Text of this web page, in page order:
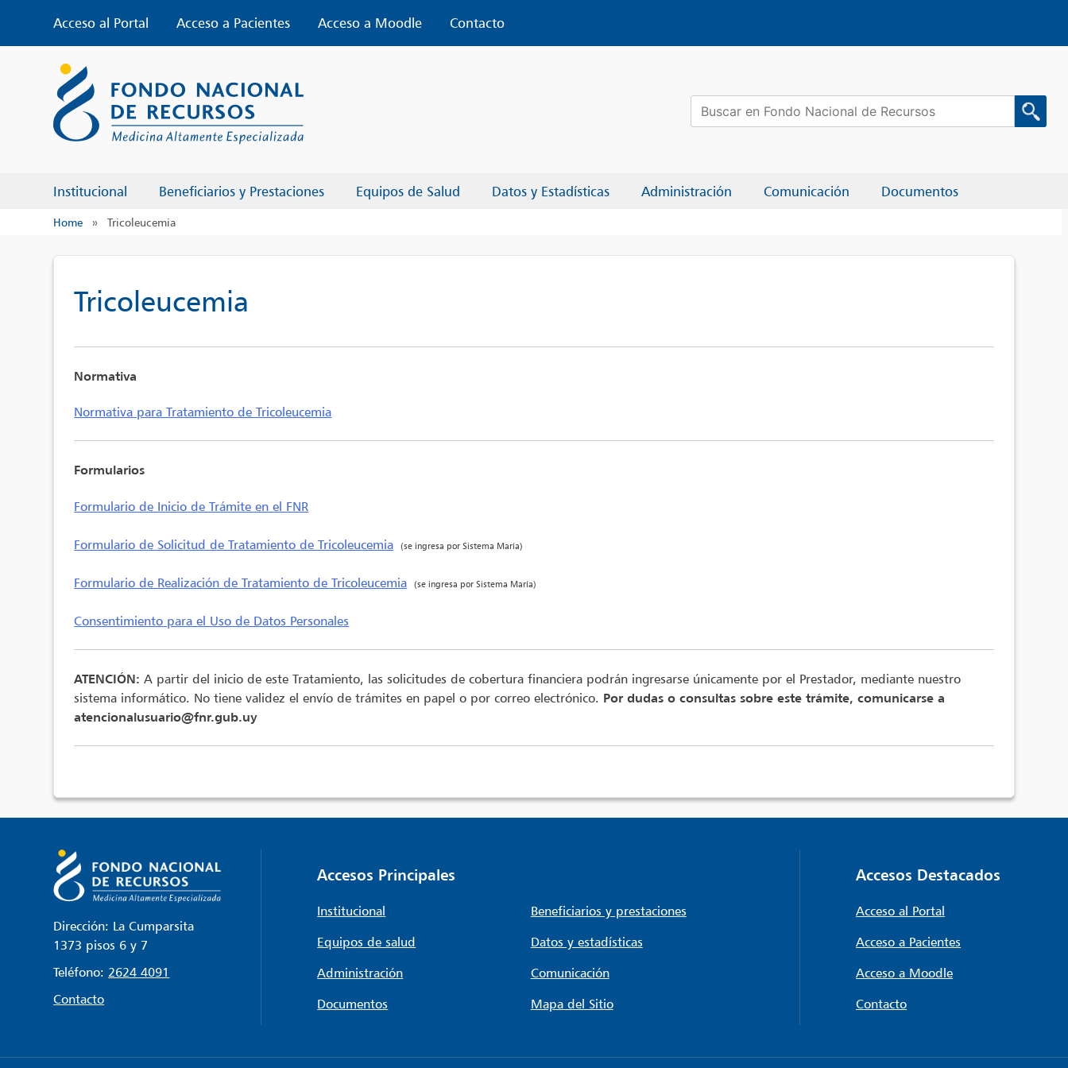
content
Acceso al Portal Acceso a Pacientes Acceso a Moodle Contacto
Institucional Beneficiarios y Prestaciones Equipos de Salud Datos y Estadísticas Administración Comunicación Documentos
Buscar:
Home » Tricoleucemia
Tricoleucemia
Normativa
Normativa para Tratamiento de Tricoleucemia
Formularios
Formulario de Inicio de Trámite en el FNR
Formulario de Solicitud de Tratamiento de Tricoleucemia (se ingresa por Sistema María)
Formulario de Realización de Tratamiento de Tricoleucemia (se ingresa por Sistema María)
Consentimiento para el Uso de Datos Personales
ATENCIÓN: A partir del inicio de este Tratamiento, las solicitudes de cobertura financiera podrán ingresarse únicamente por el Prestador, mediante nuestro
sistema informático. No tiene validez el envío de trámites en papel o por correo electrónico. Por dudas o consultas sobre este trámite, comunicarse a
atencionalusuario@fnr.gub.uy
Dirección: La Cumparsita
1373 pisos 6 y 7
Teléfono: 2624 4091
Contacto
Accesos Principales
Institucional
Beneficiarios y prestaciones
Equipos de salud
Datos y estadísticas
Administración
Comunicación
Documentos
Mapa del Sitio
Accesos Destacados
Acceso al Portal
Acceso a Pacientes
Acceso a Moodle
Contacto